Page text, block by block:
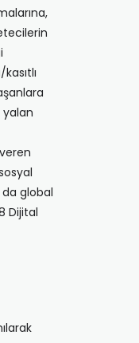
yalan
da global
Dijital